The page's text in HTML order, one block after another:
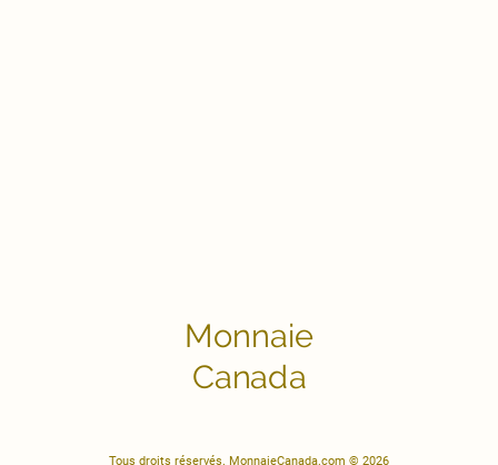
Monnaie
Canada
Tous droits réservés. MonnaieCanada.com © 2026